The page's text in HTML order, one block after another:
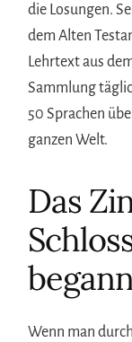
die Losungen.
dem Alten
Lehrtext aus
Sammlung
50 Sprachen
ganzen Welt.
Das
Wenn man